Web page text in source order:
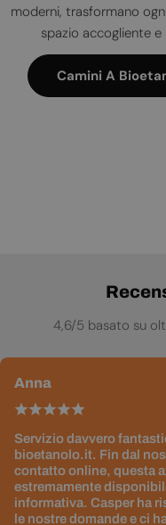
moderni, trasformano
spazio accogliente
Camini A
4,6/5 basato su
Anna
Servizio davvero
bioetanolo.it. Fin dal
contatto online, questa
estremamente
informativa. Casper ha
le nostre domande e ci